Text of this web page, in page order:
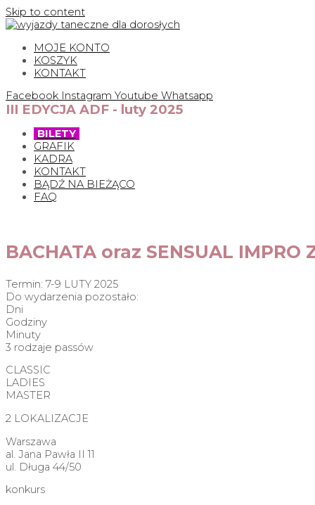
Skip to content
MOJE KONTO
KOSZYK
KONTAKT
Facebook Instagram Youtube Whatsapp
III EDYCJA ADF - luty 2025
BILETY
GRAFIK
KADRA
KONTAKT
BĄDŹ NA BIEŻĄCO
FAQ
BACHATA oraz SENSUAL
Termin: 7-9 LUTY 2025
Do wydarzenia pozostało:
Dni
Godziny
Minuty
3 rodzaje passów
CLASSIC
LADIES
MASTER
2 LOKALIZACJE
Warszawa
al. Jana Pawła II 11
ul. Długa 44/50
konkurs